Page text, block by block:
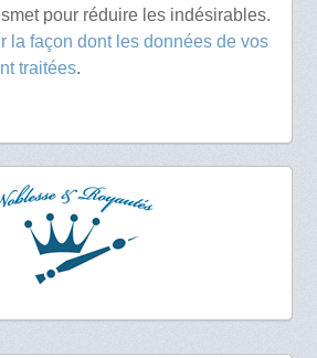
pour réduire les indésirables.
la façon dont les données de vos
traitées.